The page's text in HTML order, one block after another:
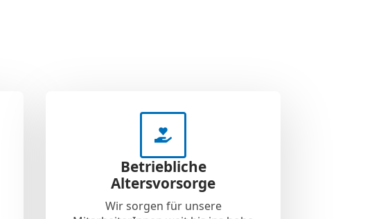
Betriebliche
Altersvorsorge
Wir sorgen für unsere